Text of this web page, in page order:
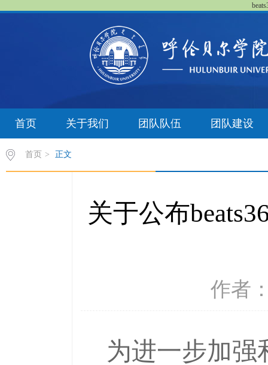
首页 关于我们 团队队伍 团队建设
首页 > 正文
关于公布
作者
为进一步加强